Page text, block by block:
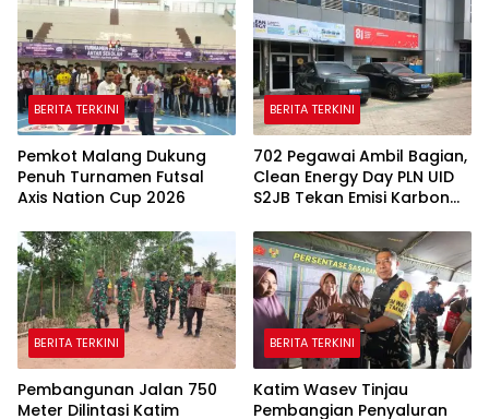
BERITA TERKINI
Pemkot Malang Dukung
Penuh Turnamen Futsal
Axis Nation Cup 2026
BERITA TERKINI
702 Pegawai Ambil Bagian,
Clean Energy Day PLN UID
S2JB Tekan Emisi Karbon
BERITA TERKINI
Pembangunan Jalan 750
Meter Dilintasi Katim
BERITA TERKINI
Katim Wasev Tinjau
Pembangian Penyaluran